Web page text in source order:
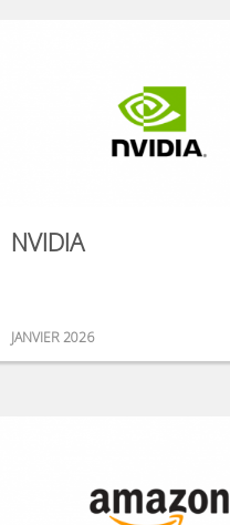
NVIDIA
JANVIER 2026